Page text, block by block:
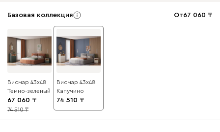
Базовая коллекция От67 060
Висмар 43x48
Темно-зеленый
67 060
10
74 510
Висмар 43x48
Капучино
74 510